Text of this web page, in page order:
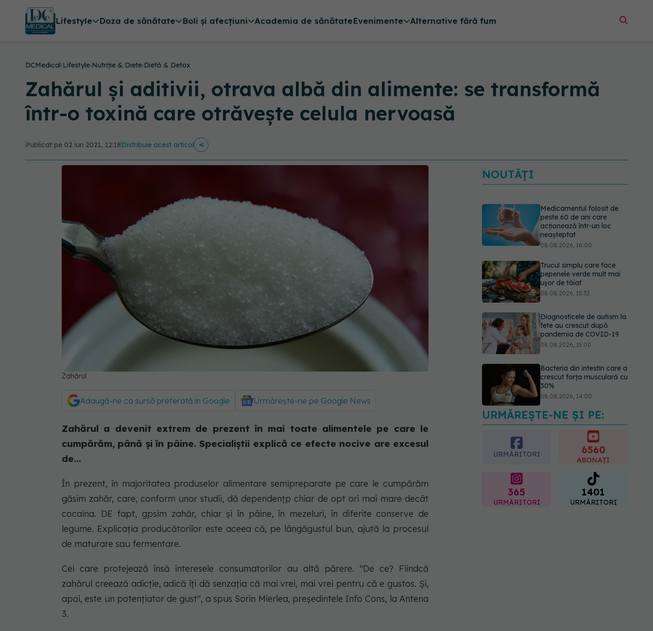
Lifestyle Doza de sănătate Boli și afecțiuni Academia de sănătateEvenimente Alternative fără fum
DCMedical›Lifestyle›Nutriție & Diete›Dietă & Detox
Zahărul şi aditivii, otrava albă din alimente: se transformă
într-o toxină care otrăveşte celula nervoasă
Publicat pe 02 iun 2021, 12:18Distribuie acest articol
Zahărul
Adaugă-ne ca sursă preferată în Google Urmărește-ne pe Google News
Zahărul a devenit extrem de prezent în mai toate alimentele pe care le
cumpărăm, până și în pâine. Specialiștii explică ce efecte nocive are excesul
de...
În prezent, în majoritatea produselor alimentare semipreparate pe care le cumpărăm
găsim zahăr, care, conform unor studii, dă dependențp chiar de opt ori mai mare decât
cocaina. DE fapt, gpsim zahăr, chiar și în pâine, în mezeluri, în diferite conserve de
legume. Explicația producătorilor este aceea că, pe lângăgustul bun, ajută la procesul
de maturare sau fermentare.
Cei care protejează însă interesele consumatorilor au altă părere. "De ce? Fiindcă
zahărul creează adicţie, adică îţi dă senzaţia că mai vrei, mai vrei pentru că e gustos. Şi,
apoi, este un potenţiator de gust", a spus Sorin Mierlea, preşedintele Info Cons, la Antena
3.
NOUTĂȚI
Medicamentul folosit de
peste 60 de ani care
acționează într-un loc
neașteptat
08.08.2026, 16:00
Trucul simplu care face
pepenele verde mult mai
ușor de tăiat
08.08.2026, 15:32
Diagnosticele de autism la
fete au crescut după
pandemia de COVID-19
08.08.2026, 15:00
Bacteria din intestin care a
crescut forța musculară cu
30%
08.08.2026, 14:00
Trucul genial cu ceai negru
pentru păr. Tot mai multe
08.08.2026, 17:00
URMĂREȘTE-NE ȘI PE:
URMĂRITORI 6560
ABONAȚI
365
URMĂRITORI
1401
URMĂRITORI